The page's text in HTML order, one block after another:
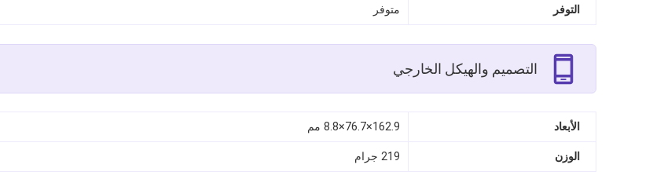
التوفر متوفر
التصميم والهيكل الخارجي
الأبعاد 162.9×76.7×8.8 مم
الوزن 219 جرام